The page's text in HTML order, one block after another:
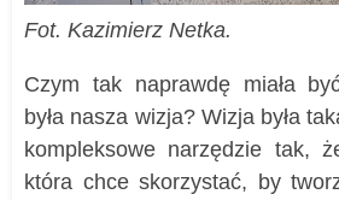
Fot. Kazimierz Netka.
Czym tak naprawdę miała
była nasza wizja? Wizja była
kompleksowe narzędzie tak,
która chce skorzystać, by